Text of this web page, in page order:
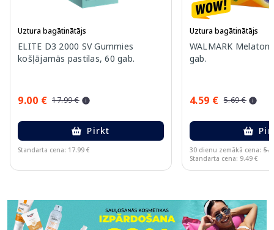
Uztura bagātinātājs
ELITE D3 2000 SV Gummies
košļājamās pastilas, 60 gab.
9.00 € 17.99 €
Pirkt
Standarta cena: 17.99 €
Uztura bagātinātājs
WALMARK
gab.
4.59 € 5.69 €
30 dienu zemākā cena:
Standarta cena: 9.49 €